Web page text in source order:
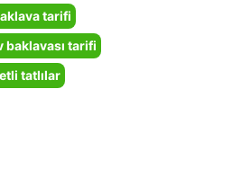
tarifi
baklavası tarifi
tatlılar